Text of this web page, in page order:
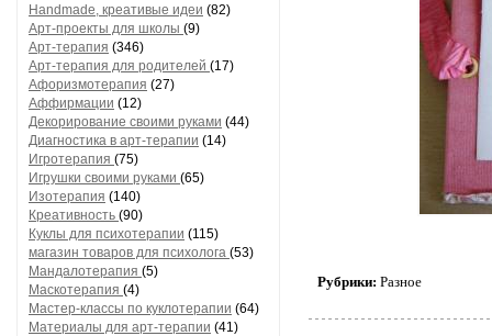
Handmade, креативые идеи (82)
Арт-проекты для школы (9)
Арт-терапия (346)
Арт-терапия для родителей (17)
Афоризмотерапия (27)
Аффирмации (12)
Декорирование своими руками (44)
Диагностика в арт-терапии (14)
Игротерапия (75)
Игрушки своими руками (65)
Изотерапия (140)
Креативность (90)
Куклы для психотерапии (115)
магазин товаров для психолога (53)
Мандалотерапия (5)
Маскотерапия (4)
Мастер-классы по куклотерапии (64)
Материалы для арт-терапии (41)
Рубрики: Разное